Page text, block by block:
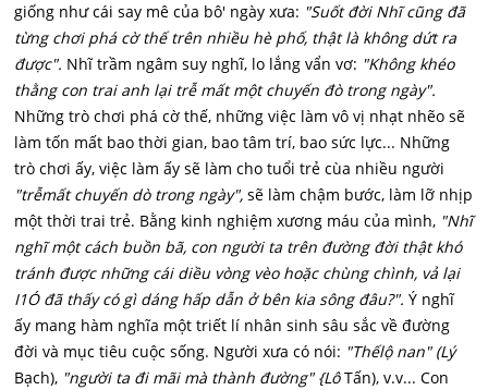
giống như cái say mê của bô' ngày xưa: "Suốt đời Nhĩ cũng đã
từng chơi phá cờ thế trên nhiều hè phố, thật là không dứt ra
được". Nhĩ trầm ngâm suy nghĩ, lo lắng vẩn vơ: "Không khéo
thằng con trai anh lại trễ mất một chuyến đò trong ngày".
Những trò chơi phá cờ thế, những việc làm vô vị nhạt nhẽo sẽ
làm tốn mất bao thời gian, bao tâm trí, bao sức lực... Những
trò chơi ấy, việc làm ấy sẽ làm cho tuổi trẻ cùa nhiều người
"trễmất chuyến dò trong ngày", sẽ làm chậm bước, làm lỡ nhịp
một thời trai trẻ. Bằng kinh nghiệm xương máu của mình, "Nhĩ
nghĩ một cách buồn bã, con người ta trên đường đời thật khó
tránh được những cái diều vòng vèo hoặc chùng chình, vả lại
I1Ó đã thấy có gì dáng hấp dẫn ở bên kia sông đâu?". Ý nghĩ
ấy mang hàm nghĩa một triết lí nhân sinh sâu sắc về đường
đời và mục tiêu cuộc sống. Người xưa có nói: "Thếlộ nan" (Lý
Bạch), "người ta đi mãi mà thành đường" {LôTấn), v.v... Con